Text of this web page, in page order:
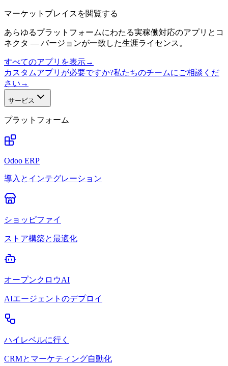
マーケットプレイスを閲覧する
あらゆるプラットフォームにわたる実稼働対応のアプリとコ
ネクタ — バージョンが一致した生涯ライセンス。
すべてのアプリを表示→
カスタムアプリが必要ですか?私たちのチームにご相談くだ
さい →
サービス
プラットフォーム
Odoo ERP
導入とインテグレーション
ショッピファイ
ストア構築と最適化
オープンクロウAI
AIエージェントのデプロイ
ハイレベルに行く
CRMとマーケティング自動化